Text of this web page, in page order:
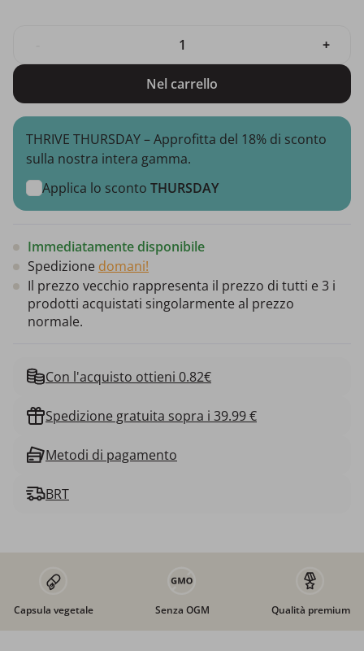
+
Nel carrello
THRIVE THURSDAY – Approfitta del 18% di sconto
sulla nostra intera gamma.
Applica lo sconto THURSDAY
Immediatamente disponibile
Spedizione domani!
Il prezzo vecchio rappresenta il prezzo di tutti e 3 i
prodotti acquistati singolarmente al prezzo
normale.
Con l'acquisto ottieni 0.82€
Spedizione gratuita sopra i 39.99 €
Metodi di pagamento
BRT
Capsula vegetale Senza OGM Qualità premium